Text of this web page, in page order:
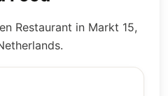
Restaurant in Markt 15,